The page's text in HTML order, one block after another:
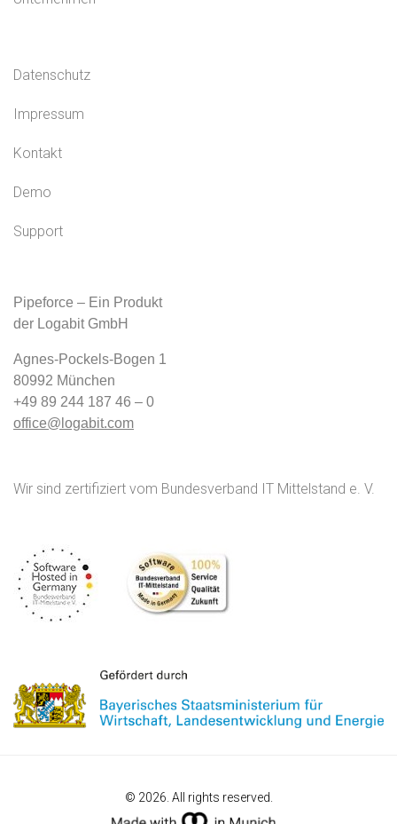
Datenschutz
Impressum
Kontakt
Demo
Support
Pipeforce – Ein Produkt
der Logabit GmbH
Agnes-Pockels-Bogen 1
80992 München
+49 89 244 187 46 – 0
office@logabit.com
Wir sind zertifiziert vom Bundesverband IT Mittelstand e. V.
© 2026. All rights reserved.